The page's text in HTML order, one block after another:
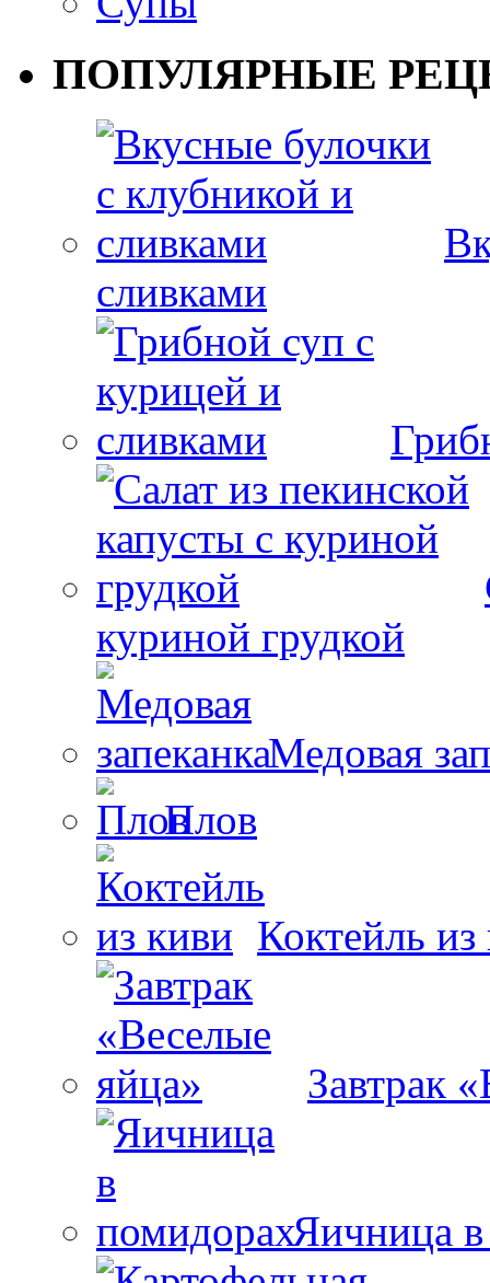
ПОПУЛЯРНЫЕ
сливками
куриной грудкой
Медовая
Плов
Коктейль из
Завтрак
Яичница